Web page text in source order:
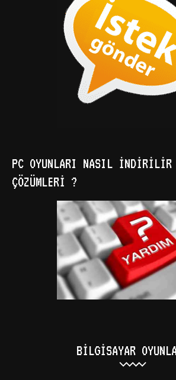
PC OYUNLARI NASIL İNDIRILIR
ÇÖZÜMLERI ?
BILGISAYAR